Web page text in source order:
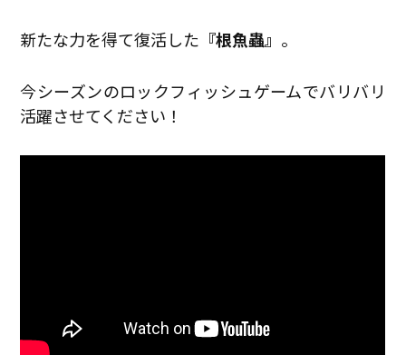
新たな力を得て復活した 『根魚蟲』 。
今シーズンのロックフィッシュゲームでバリバリ
活躍させてください！